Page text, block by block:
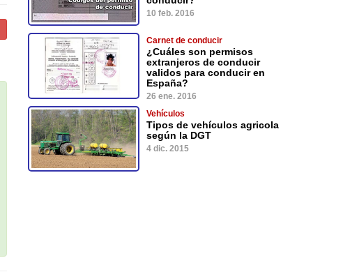
10 feb. 2016
Carnet de conducir
¿Cuáles son permisos
extranjeros de conducir
validos para conducir en
España?
26 ene. 2016
Vehículos
Tipos de vehículos agricola
según la DGT
4 dic. 2015